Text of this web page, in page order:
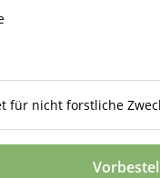
den